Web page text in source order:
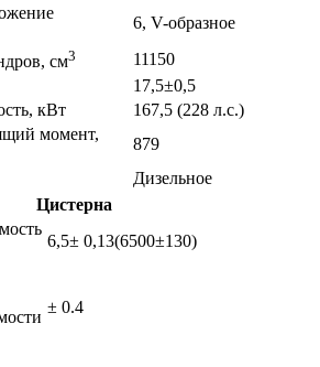
6, V-образное
см3
11150
17,5±0,5
кВт
167,5 (228 л.с.)
момент,
879
Дизельное
Цистерна
6,5± 0,13(6500±130)
± 0.4